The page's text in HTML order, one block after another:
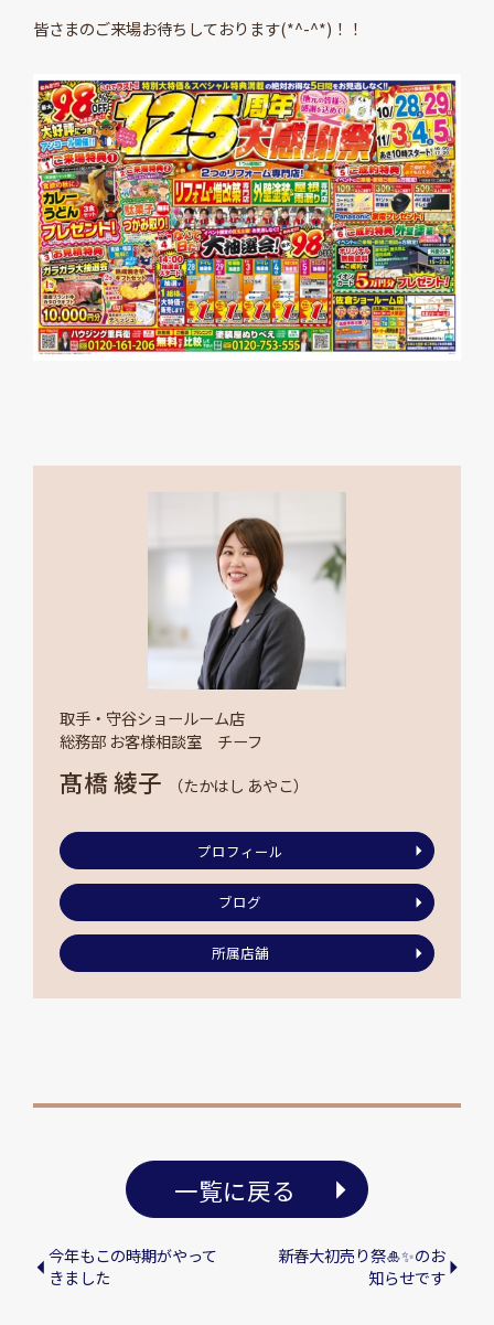
皆さまのご来場お待ちしております(*^-^*)！！
取手・守谷ショールーム店
総務部 お客様相談室 チーフ
髙橋 綾子 （たかはし あやこ）
プロフィール
ブログ
所属店舗
一覧に戻る
今年もこの時期がやって
きました
新春大初売り祭🎍✨のお
知らせです